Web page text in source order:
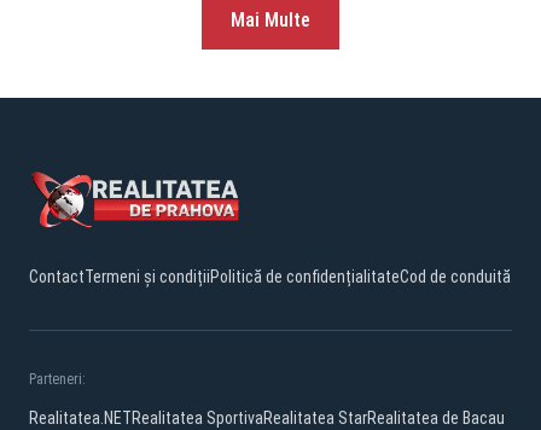
Mai Multe
ContactTermeni și condițiiPolitică de confidențialitateCod de conduită
Parteneri:
Realitatea.NETRealitatea SportivaRealitatea StarRealitatea de Bacau